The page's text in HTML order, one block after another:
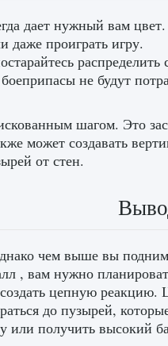
дает нужный вам
даже проиграть игру.
не будут
шагом. Это
может создавать
от стен.
чем выше вы
, вам нужно
цепную реакцию.
до пузырей,
получить высокий